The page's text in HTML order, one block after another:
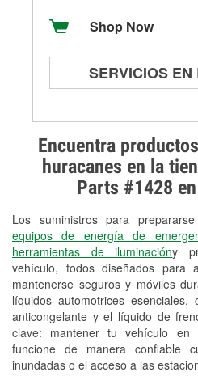
Encuentra
huracanes en la
Parts #1428
Los suministros para
equipos de energía de
herramientas de iluminacióny
vehículo, todos diseñados para
mantenerse seguros y móviles
líquidos automotrices
anticongelante y el líquido de
clave: mantener tu vehículo en
funcione de manera confiable
inundadas o el acceso a las
Shop Now
SERVICIOS
Prueba de
arrancadores
Revisión de la luz
Reciclaje de
Instalación de
Instalación de
Programa de
Herramientas
Rectificación de